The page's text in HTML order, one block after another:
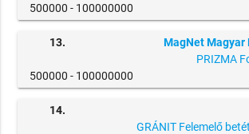
500000 - 100000000
13.
MagNet Magyar
PRIZMA
500000 - 100000000
14.
GRÁNIT Felemelő